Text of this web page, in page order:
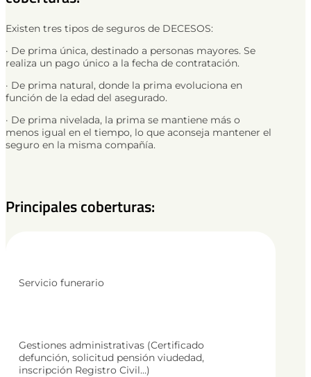
Existen tres tipos de seguros de DECESOS:
· De prima única, destinado a personas mayores. Se
realiza un pago único a la fecha de contratación.
· De prima natural, donde la prima evoluciona en
función de la edad del asegurado.
· De prima nivelada, la prima se mantiene más o
menos igual en el tiempo, lo que aconseja mantener el
seguro en la misma compañía.
Principales coberturas:
Servicio funerario
Gestiones administrativas (Certificado
defunción, solicitud pensión viudedad,
inscripción Registro Civil…)